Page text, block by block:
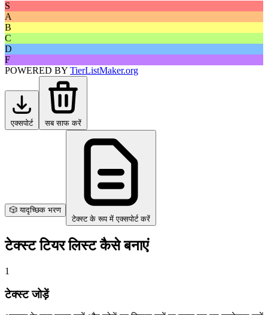
S
A
B
C
D
F
POWERED BY TierListMaker.org
एक्सपोर्ट सब साफ करें
🎲 यादृच्छिक भरण
टेक्स्ट के रूप में एक्सपोर्ट करें
टेक्स्ट टियर लिस्ट कैसे बनाएं
1
टेक्स्ट जोड़ें